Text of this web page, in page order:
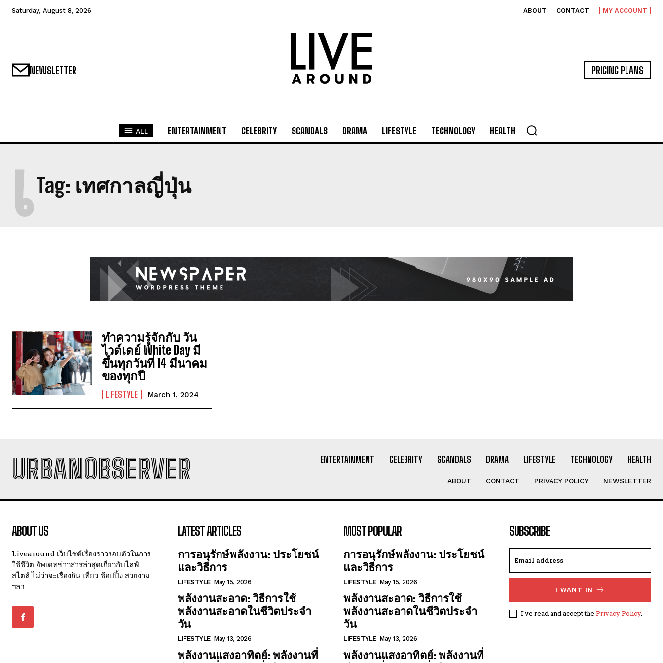
I've read and accept the Privacy Policy.
Saturday, August 8, 2026 ABOUT CONTACT MY ACCOUNT
NEWSLETTER PRICING PLANS
ALL ENTERTAINMENT CELEBRITY SCANDALS DRAMA LIFESTYLE TECHNOLOGY HEALTH
Tag: เทศกาลญี่ปุ่น
เ
ทำความรู้จักกับ วัน
ไวต์เดย์ White Day มี
ขึ้นทุกวันที่ 14 มีนาคม
ของทุกปี
LIFESTYLE March 1, 2024
URBANOBSERVER ENTERTAINMENT CELEBRITY SCANDALS DRAMA LIFESTYLE TECHNOLOGY HEALTH
ABOUT CONTACT PRIVACY POLICY NEWSLETTER
ABOUT US
Livearound เว็บไซต์เรื่องราวรอบตัวในการ
ใช้ชีวิต อัพเดทข่าวสารล่าสุดเกี่ยวกับไลฟ์
สไตล์ ไม่ว่าจะเรื่องกิน เที่ยว ช้อปปิ้ง สวยงาม
ฯลฯ
LATEST ARTICLES
การอนุรักษ์พลังงาน: ประโยชน์
และวิธีการ
LIFESTYLE May 15, 2026
พลังงานสะอาด: วิธีการใช้
พลังงานสะอาดในชีวิตประจำ
วัน
LIFESTYLE May 13, 2026
พลังงานแสงอาทิตย์: พลังงานที่
MOST POPULAR
การอนุรักษ์พลังงาน: ประโยชน์
และวิธีการ
LIFESTYLE May 15, 2026
พลังงานสะอาด: วิธีการใช้
พลังงานสะอาดในชีวิตประจำ
วัน
LIFESTYLE May 13, 2026
พลังงานแสงอาทิตย์: พลังงานที่
SUBSCRIBE
I WANT IN
I've read and accept the Privacy Policy.